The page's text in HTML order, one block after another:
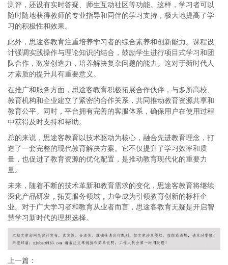
测评，还设有实时答疑、师生互动社区等功能。这样，学习者可以
随时随地获得教师的专业指导和同伴的学习支持，极大地提高了学
习的积极性和效果。
此外，思途客教育注重培养学习者的综合素养和创新能力。课程设
计强调实践操作与理论知识的结合，鼓励学生进行项目式学习和团
队合作，激发创造力，培养解决复杂问题的能力。这对于新时代人
才素质的提升具有重要意义。
在推广和服务方面，思途客教育积极拓展合作伙伴，与多所高校、
教育机构和企业建立了紧密的合作关系，共同推动教育资源共享和
教育公平。同时，平台拥有完善的客服体系，确保用户在使用过程
中获得及时支持和帮助。
总的来说，思途客教育以技术驱动为核心，融合先进教育理念，打
造了一套完整的现代教育解决方案。它不仅提升了学习效率和质
量，也促进了教育资源的优化配置，是推动教育现代化的重要力
量。
未来，随着不断的技术革新和教育需求的变化，思途客教育将继续
深化产品研发，拓宽服务领域，力争成为引领教育创新的标杆企
业。对于广大学习者和教育从业者而言，思途客教育无疑是开启智
慧学习新时代的理想选择。
上一篇：